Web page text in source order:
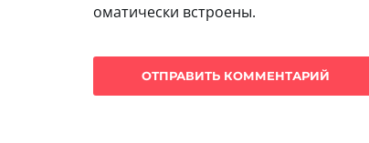
оматически встроены.